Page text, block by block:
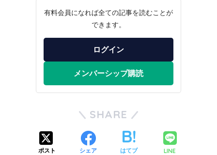
有料会員になれば全ての記事を読むことが
できます。
ログイン
メンバーシップ購読
SHARE
ポスト シェア はてブ LINE